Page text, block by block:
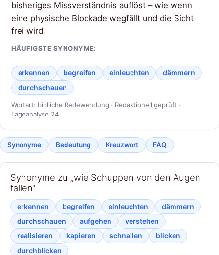
bisheriges Missverständnis auflöst – wie wenn
eine physische Blockade wegfällt und die Sicht
frei wird.
HÄUFIGSTE SYNONYME:
erkennen begreifen einleuchten
dämmern
durchschauen
Wortart: bildliche Redewendung · Redaktionell geprüft ·
Lageanalyse 24
Synonyme Bedeutung Kreuzwort FAQ
Synonyme zu „wie Schuppen von den Augen
fallen“
erkennen begreifen einleuchten
dämmern
durchschauen
aufgehen
verstehen
realisieren
kapieren schnallen
blicken
durchblicken